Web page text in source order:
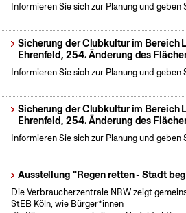
Informieren Sie sich zur Planung und geben
Sicherung der Clubkultur im Bereich
Ehrenfeld, 254. Änderung des
Informieren Sie sich zur Planung und geben
Sicherung der Clubkultur im Bereich
Ehrenfeld, 254. Änderung des
Informieren Sie sich zur Planung und geben
Ausstellung "Regen retten - Stadt
Die Verbraucherzentrale NRW zeigt
StEB Köln, wie Bürger*innen